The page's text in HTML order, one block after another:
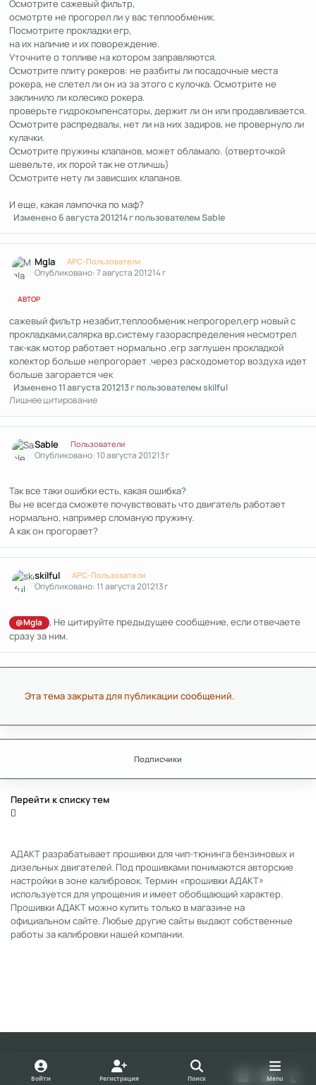
Осмотрите сажевый фильтр,
осмотрте не прогорел ли у вас теплообменик.
Посмотрите прокладки егр,
на их наличие и их повореждение.
Уточните о топливе на котором заправляются.
Осмотрите плиту рокеров: не разбиты ли посадочные места
рокера, не слетел ли он из за этого с кулочка. Осмотрите не
заклинило ли колесико рокера.
проверьте гидрокомпенсаторы, держит ли он или продавливается.
Осмотрите распредвалы, нет ли на них задиров, не провернуло ли
кулачки.
Осмотрите пружины клапанов, может обламало. (отверточкой
шевельте, их порой так не отличшь)
Осмотрите нету ли зависших клапанов.
И еще, какая лампочка по маф?
Изменено 6 августа 201214 гпользователем Sable
Mgla APC-Пользователи
Опубликовано:7 августа 201214 г
АВТОР
сажевый фильтр незабит,теплообменик непрогорел,егр новый с
прокладками,салярка вр,систему газораспределения несмотрел
так-как мотор работает нормально ,егр заглушен прокладкой
колектор больше непрогорает .через расходометор воздуха идет
больше загорается чек
Изменено11 августа 201213 гпользователем skilful
Лишнее цитирование
Sable Пользователи
Опубликовано:10 августа 201213 г
Так все таки ошибки есть, какая ошибка?
Вы не всегда сможете почувствовать что двигатель работает
нормально, например сломаную пружину.
А как он прогорает?
skilful APC-Пользователи
Опубликовано:11 августа 201213 г
@Mgla
, Не цитируйте предыдущее сообщение, если отвечаете
сразу за ним.
Эта тема закрыта для публикации сообщений.
Подписчики
Перейти к списку тем
АДАКТ разрабатывает прошивки для чип-тюнинга бензиновых и
дизельных двигателей. Под прошивками понимаются авторские
настройки в зоне калибровок. Термин «прошивки АДАКТ»
используется для упрощения и имеет обобщающий характер.
Прошивки АДАКТ можно купить только в магазине на
официальном сайте. Любые другие сайты выдают собственные
работы за калибровки нашей компании.
Light ModeDark ModeSystem Preference
t
Войти Регистрация Поиск Menu